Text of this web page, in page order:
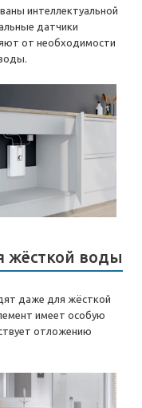
интеллектуальной
датчики
от необходимости
жёсткой воды
даже для жёсткой
имеет особую
отложению